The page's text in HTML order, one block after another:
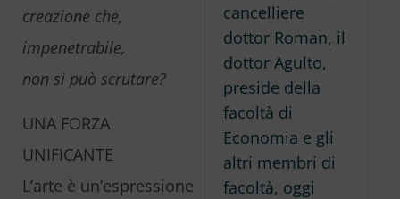
creazione che,
impenetrabile,
non si può scrutare?
UNA FORZA
UNIFICANTE
L’arte è un’espressione
cancelliere
dottor Roman, il
dottor Agulto,
preside della
facoltà di
Economia e gli
altri membri di
facoltà, oggi